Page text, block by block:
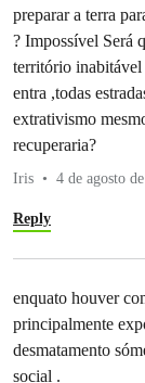
preparar a terra
? Impossível Será
território inabitável
entra ,todas
extrativismo
recuperaria?
Iris 4 de agosto
Reply
enquato houver
principalmente
desmatamento
social .